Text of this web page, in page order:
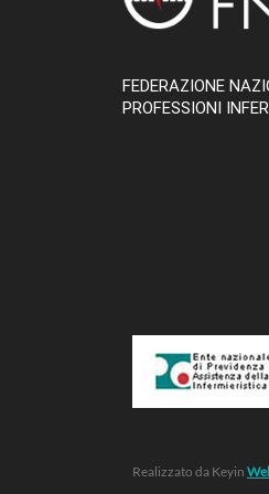
FEDERAZIONE
PROFESSIONI
Realizzato da Keyin